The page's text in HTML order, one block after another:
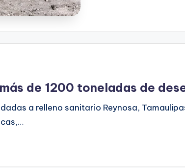
de 1200 toneladas de
a relleno sanitario Reynosa,